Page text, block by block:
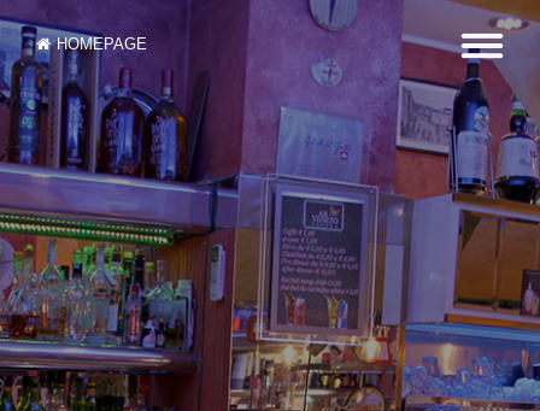
HOMEPAGE